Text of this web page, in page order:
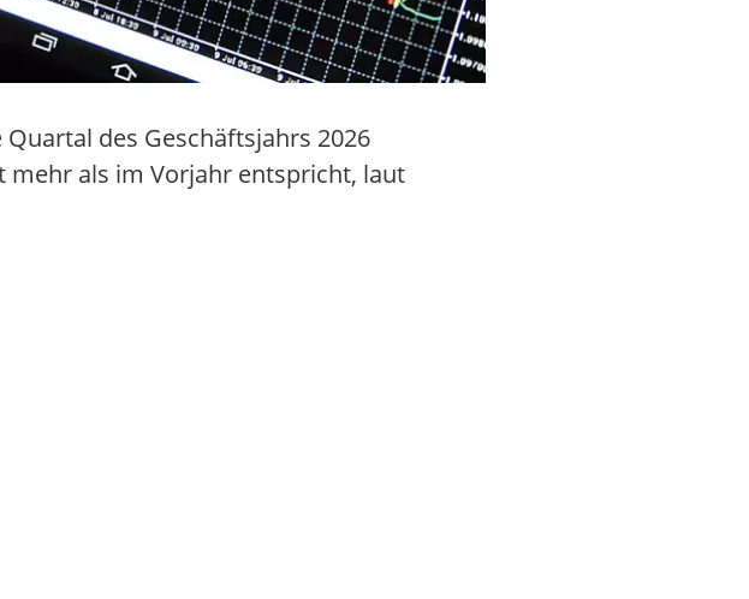
des Geschäftsjahrs 2026
mehr als im Vorjahr entspricht, laut